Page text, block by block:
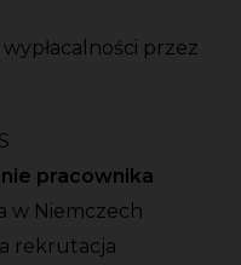
przez
pracownika
w Niemczech
rekrutacja